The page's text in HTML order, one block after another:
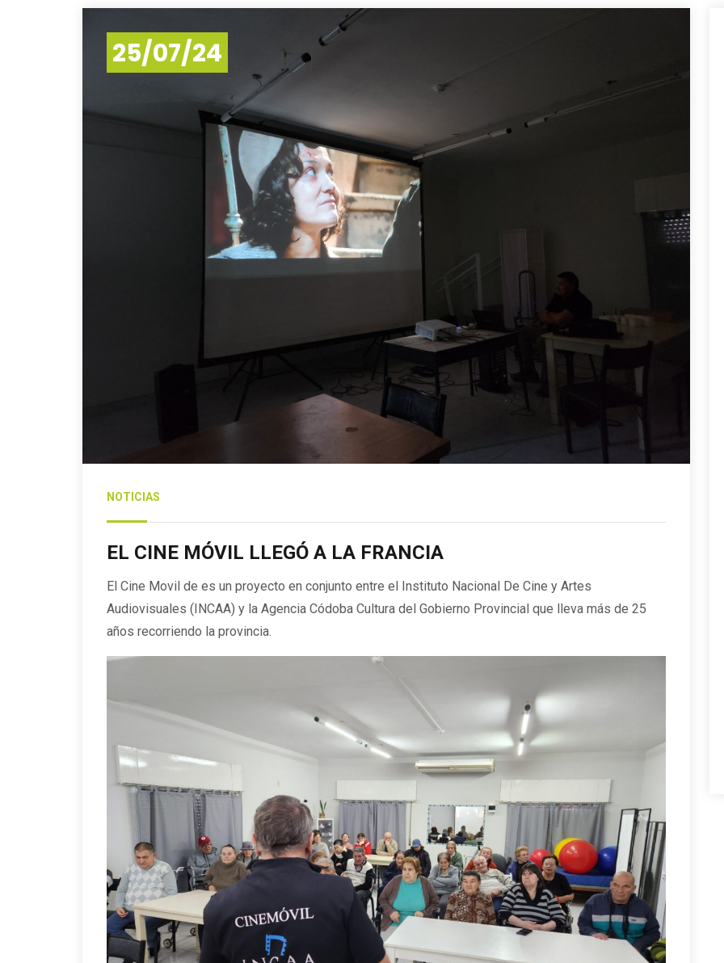
25/07/24
NOTICIAS
EL CINE MÓVIL LLEGÓ A LA FRANCIA
El Cine Movil de es un proyecto en conjunto entre el Instituto Nacional De Cine y Artes
Audiovisuales (INCAA) y la Agencia Códoba Cultura del Gobierno Provincial que lleva más de 25
años recorriendo la provincia.